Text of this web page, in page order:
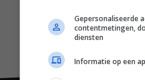
Gepersonaliseerde
contentmetingen,
diensten
Informatie op een